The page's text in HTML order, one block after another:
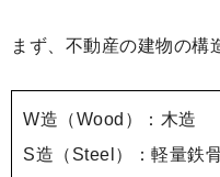
まず、不動産の建物の構
W造（Wood）：木造
S造（Steel）：軽量鉄